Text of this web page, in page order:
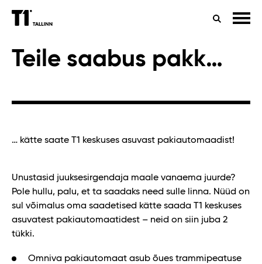
OTSING
MEESKOND T1 SISEKORRAEESKIRJAD
PARKIMINE
Teile saabus pakk…
… kätte saate T1 keskuses asuvast pakiautomaadist!
Unustasid juuksesirgendaja maale vanaema juurde?
Pole hullu, palu, et ta saadaks need sulle linna. Nüüd on
sul võimalus oma saadetised kätte saada T1 keskuses
asuvatest pakiautomaatidest – neid on siin juba 2
tükki.
Omniva pakiautomaat asub õues trammipeatuse